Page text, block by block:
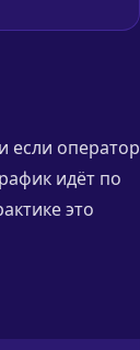
если оператор
идёт по
это